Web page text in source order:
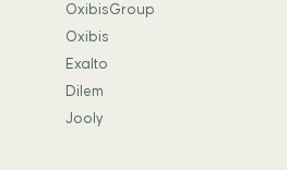
OxibisGroup
Oxibis
Exalto
Dilem
Jooly